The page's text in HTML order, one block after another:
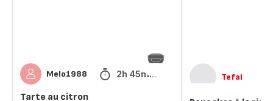
Melo1988 2h 45min
Tarte au citron
Tefal